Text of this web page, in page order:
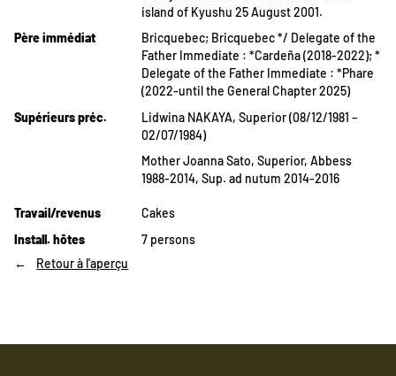
island of Kyushu 25 August 2001.
Père immédiat
Bricquebec; Bricquebec */ Delegate of the
Father Immediate : *Cardeña (2018-2022); *
Delegate of the Father Immediate : *Phare
(2022-until the General Chapter 2025)
Supérieurs préc.
Lidwina NAKAYA, Superior (08/12/1981 –
02/07/1984)
Mother Joanna Sato, Superior, Abbess
1988-2014, Sup. ad nutum 2014-2016
Travail/revenus
Cakes
Install. hôtes
7 persons
Retour à l'aperçu